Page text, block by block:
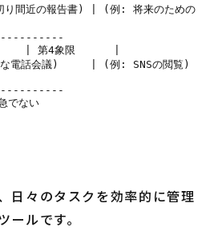
間近の報告書) | (例: 将来のための
電話会議)     | (例: SNSの閲覧)
                緊急でない
日々のタスクを効率的に管理
ールです。